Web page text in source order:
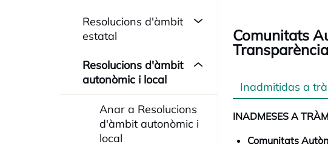
Resolucions d'àmbit
estatal
Resolucions d'àmbit
autonòmic i local
Anar a Resolucions
d'àmbit autonòmic i
local
Comunitats
Transparència
Inadmitidas a
INADMESES A
Comunitats